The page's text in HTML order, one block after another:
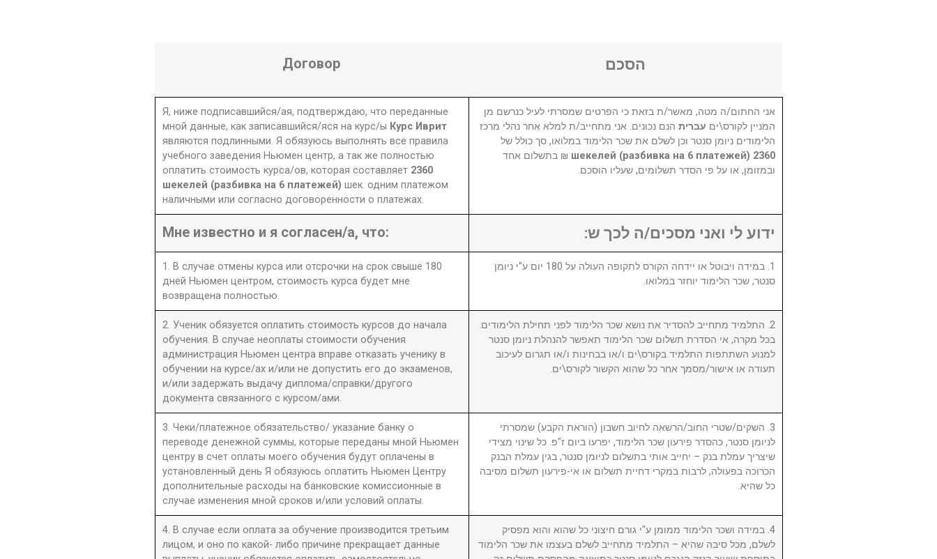
Договор הסכם
Я, ниже подписавшийся/ая, подтверждаю, что переданные
мной данные, как записавшийся/яся на курс/ы Курс Иврит
являются подлинными. Я обязуюсь выполнять все правила
учебного заведения Ньюмен центр, а так же полностью
оплатить стоимость курса/ов, которая составляет 2360
шекелей (разбивка на 6 платежей) шек. одним платежом
наличными или согласно договоренности о платежах.
אני החתום/ה מטה, מאשר/ת בזאת כי הפרטים שמסרתי לעיל כנרשם מן
המניין לקורס\ים עברית הנם נכונים. אני מתחייב/ת למלא אחר נהלי מרכז
הלימודים ניומן סנטר וכן לשלם את שכר הלימוד במלואו, סך כולל של
2360 шекелей (разбивка на 6 платежей)
₪ בתשלום אחד
ובמזומן, או על פי הסדר תשלומים, שעליו הוסכם.
Мне известно и я согласен/а, что: ידוע לי ואני מסכים/ה לכך ש:
1. В случае отмены курса или отсрочки на срок свыше 180
дней Ньюмен центром, стоимость курса будет мне
возвращена полностью.
1. במידה ויבוטל או יידחה הקורס לתקופה העולה על 180 יום ע"י ניומן
סנטר, שכר הלימוד יוחזר במלואו.
2. Ученик обязуется оплатить стоимость курсов до начала
обучения. В случае неоплаты стоимости обучения
администрация Ньюмен центра вправе отказать ученику в
обучении на курсе/ах и/или не допустить его до экзаменов,
и/или задержать выдачу диплома/справки/другого
документа связанного с курсом/ами.
2. התלמיד מתחייב להסדיר את נושא שכר הלימוד לפני תחילת הלימודים.
בכל מקרה, אי הסדרת תשלום שכר הלימוד תאפשר להנהלת ניומן סנטר
למנוע השתתפות התלמיד בקורס\ים ו/או בבחינות ו/או תגרום לעיכוב
תעודה או אישור/מסמך אחר כל שהוא הקשור לקורס\ים.
3. Чеки/платежное обязательство/ указание банку о
переводе денежной суммы, которые переданы мной Ньюмен
центру в счет оплаты моего обучения будут оплачены в
установленный день Я обязуюсь оплатить Ньюмен Центру
дополнительные расходы на банковские комиссионные в
случае изменения мной сроков и/или условий оплаты.
3. השקים/שטרי החוב/הרשאה לחיוב חשבון (הוראת הקבע) שמסרתי
לניומן סנטר, כהסדר פירעון שכר הלימוד, יפרעו ביום ז"פ. כל שינוי מצידי
שיצריך עמלת בנק – יחייב אותי בתשלום לניומן סנטר, בגין עמלת הבנק
הכרוכה בפעולה, לרבות במקרי דחיית תשלום או אי-פירעון תשלום מסיבה
כל שהיא.
4. В случае если оплата за обучение производится третьим
лицом, и оно по какой- либо причине прекращает данные
4. במידה ושכר הלימוד ממומן ע"י גורם חיצוני כל שהוא והוא מפסיק
לשלם, מכל סיבה שהיא – התלמיד מתחייב לשלם בעצמו את שכר הלימוד